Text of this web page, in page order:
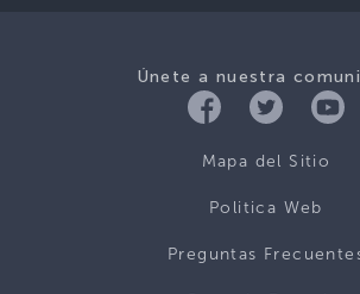
Únete a nuestra
Mapa del Sitio
Politica Web
Preguntas